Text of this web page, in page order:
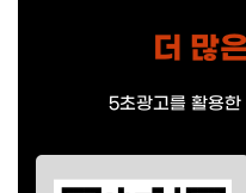
더 많
5초광고를 활용